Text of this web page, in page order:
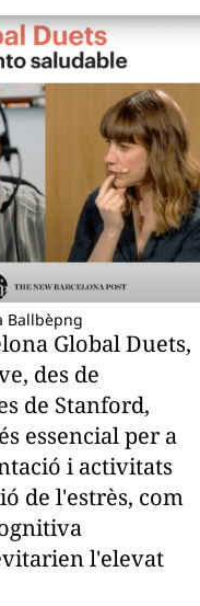
Ballbèpng
Global Duets,
des de
de Stanford,
essencial per a
i activitats
de l'estrès, com
l'elevat